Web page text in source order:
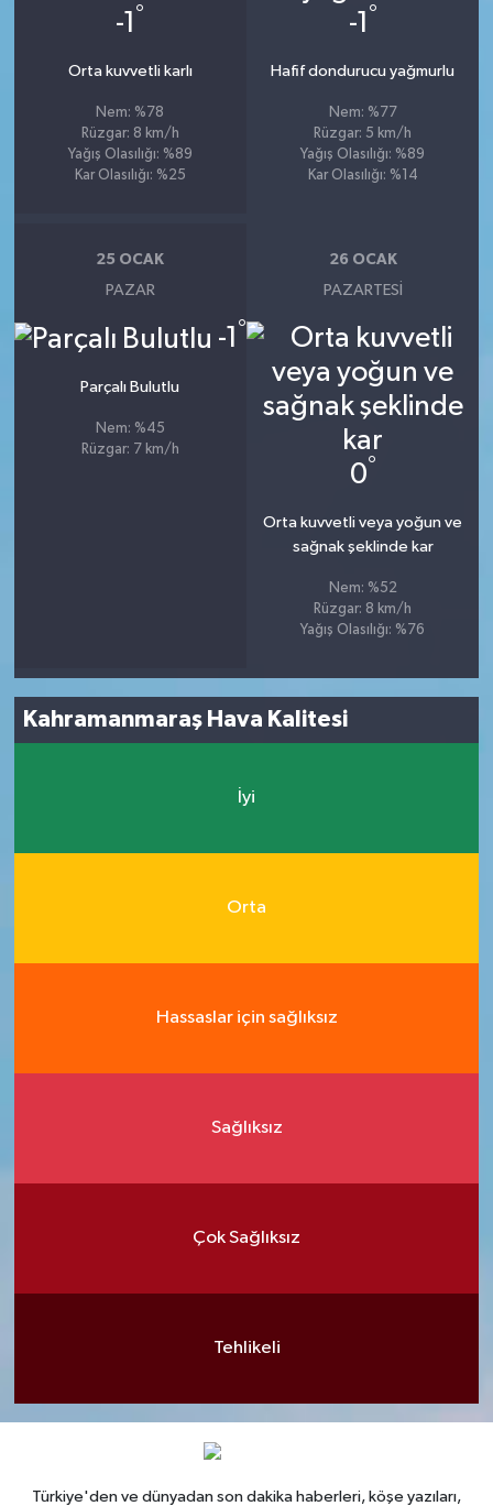
-1 °
Orta kuvvetli karlı
Nem: %78
Rüzgar: 8 km/h
Yağış Olasılığı: %89
Kar Olasılığı: %25
-1 °
Hafif dondurucu yağmurlu
Nem: %77
Rüzgar: 5 km/h
Yağış Olasılığı: %89
Kar Olasılığı: %14
25 OCAK
PAZAR
-1 °
Parçalı Bulutlu
Nem: %45
Rüzgar: 7 km/h
26 OCAK
PAZARTESI
0°
Orta kuvvetli veya yoğun ve
sağnak şeklinde kar
Nem: %52
Rüzgar: 8 km/h
Yağış Olasılığı: %76
Kahramanmaraş Hava Kalitesi
İyi
Orta
Hassaslar için sağlıksız
Sağlıksız
Çok Sağlıksız
Tehlikeli
Türkiye'den ve dünyadan son dakika haberleri, köşe yazıları,